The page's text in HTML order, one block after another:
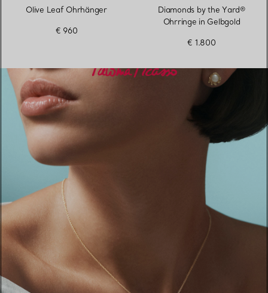
Olive Leaf Ohrhänger
€ 960
Diamonds by the Yard®
Ohrringe in Gelbgold
€ 1.800